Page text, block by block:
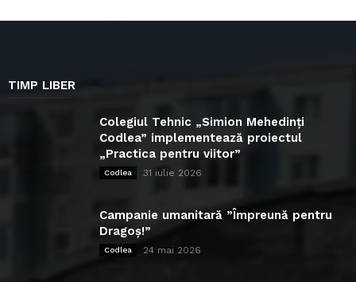
TIMP LIBER
Colegiul Tehnic „Simion Mehedinți
Codlea” implementează proiectul
„Practica pentru viitor”
Codlea 31 iulie 2026
Campanie umanitară ”Împreună pentru
Dragoș!”
Codlea 24 mai 2026